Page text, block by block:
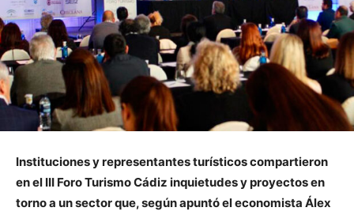
Instituciones y representantes turísticos compartieron
en el III Foro Turismo Cádiz inquietudes y proyectos en
torno a un sector que, según apuntó el economista Álex